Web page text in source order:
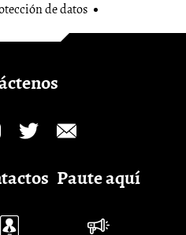
de datos
Paute aquí